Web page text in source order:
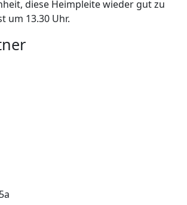
diese Heimpleite wieder gut zu
um 13.30 Uhr.